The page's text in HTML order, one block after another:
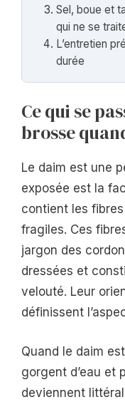
Sel, boue et
qui ne se
L’entretien
durée
Ce qui se
brosse
Le daim est une
exposée est la
contient les
fragiles. Ces
jargon des
dressées et
velouté. Leur
définissent
Quand le daim
gorgent d’eau et
deviennent